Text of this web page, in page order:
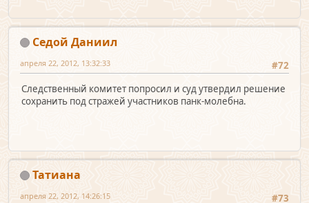
Седой Даниил
#72
апреля 22, 2012, 13:32:33
Следственный комитет попросил и суд утвердил решение
сохранить под стражей участников панк-молебна.
Татиана
#73
апреля 22, 2012, 14:26:15